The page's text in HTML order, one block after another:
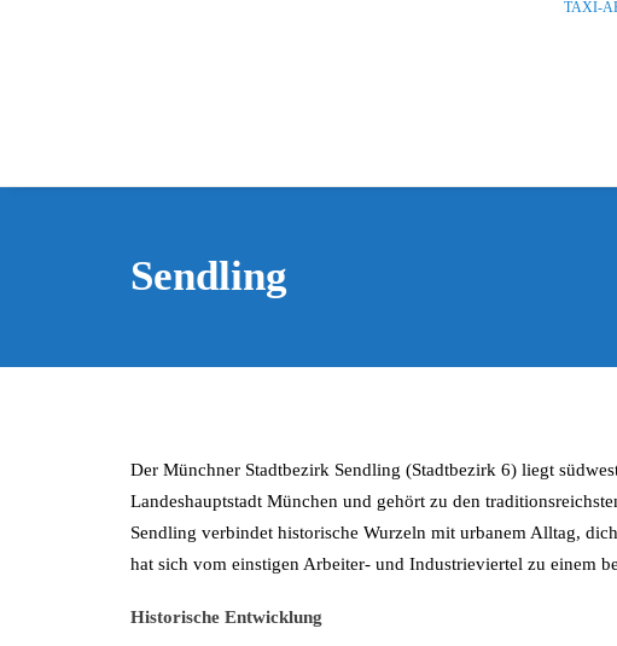
TAXI-
Sendling
Der Münchner Stadtbezirk Sendling (Stadtbezirk 6) liegt
Landeshauptstadt München und gehört zu den
Sendling verbindet historische Wurzeln mit urbanem Alltag,
hat sich vom einstigen Arbeiter- und Industrieviertel zu einem
Historische Entwicklung